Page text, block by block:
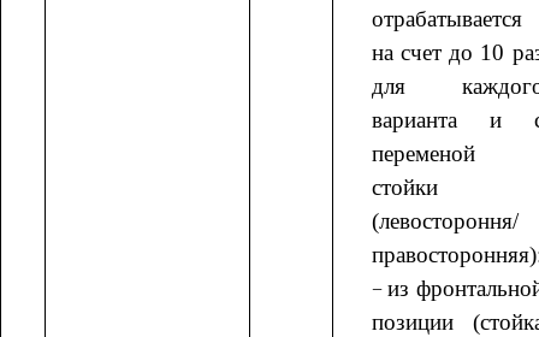
отрабатывается
на счет до 10
для
варианта и
переменой
стойки
(левостороння/
из
позиции